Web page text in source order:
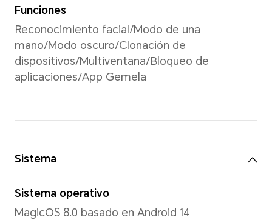
Color
16,7 millones de colores,
Tipo
AMOLED